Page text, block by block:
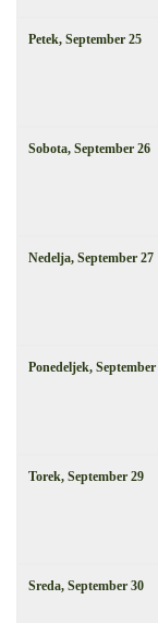
Petek, September 25
Sobota, September 26
Nedelja, September 27
Ponedeljek, September
Torek, September 29
Sreda, September 30